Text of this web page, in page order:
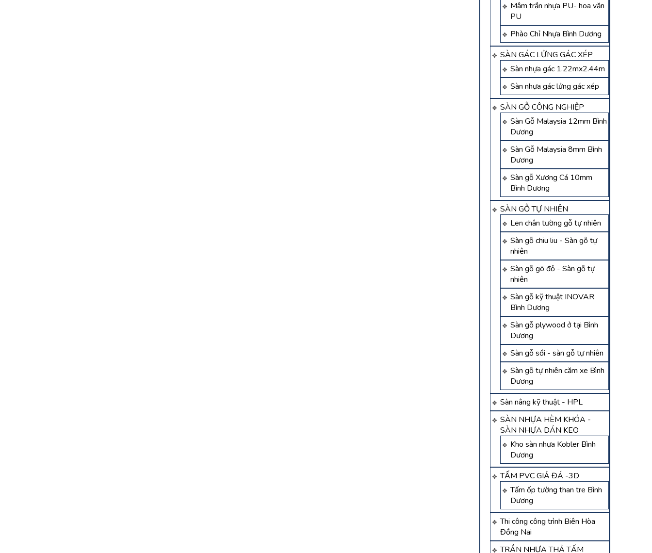
Mâm trần nhựa PU- hoa văn
PU
Phào Chỉ Nhựa Bình Dương
SÀN GÁC LỬNG GÁC XÉP
Sàn nhựa gác 1.22mx2.44m
Sàn nhựa gác lửng gác xép
SÀN GỖ CÔNG NGHIỆP
Sàn Gỗ Malaysia 12mm Bình
Dương
Sàn Gỗ Malaysia 8mm Bình
Dương
Sàn gỗ Xương Cá 10mm
Bình Dương
SÀN GỖ TỰ NHIÊN
Len chân tường gỗ tự nhiên
Sàn gỗ chiu liu - Sàn gỗ tự
nhiên
Sàn gỗ gõ đỏ - Sàn gỗ tự
nhiên
Sàn gỗ kỹ thuật INOVAR
Bình Dương
Sàn gỗ plywood ở tại Bình
Dương
Sàn gỗ sồi - sàn gỗ tự nhiên
Sàn gỗ tự nhiên căm xe Bình
Dương
Sàn nâng kỹ thuật - HPL
SÀN NHỰA HÈM KHÓA -
SÀN NHỰA DÁN KEO
Kho sàn nhựa Kobler Bình
Dương
TẤM PVC GIẢ ĐÁ -3D
Tấm ốp tường than tre Bình
Dương
Thi công công trình Biên Hòa
Đồng Nai
TRẦN NHỰA THẢ TẤM